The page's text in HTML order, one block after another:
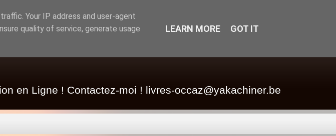
en Ligne ! Contactez-moi ! livres-occaz@yakachiner.be
Your IP address and user-agent
quality of service, generate usage
LEARN MORE GOT IT